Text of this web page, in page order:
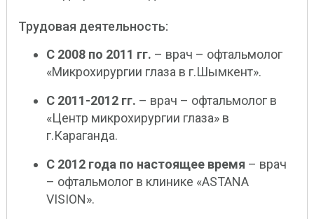
Трудовая деятельность:
С 2008 по 2011 гг. – врач – офтальмолог
«Микрохирургии глаза в г.Шымкент».
С 2011-2012 гг. – врач – офтальмолог в
«Центр микрохирургии глаза» в
г.Караганда.
С 2012 года по настоящее время – врач
– офтальмолог в клинике «ASTANA
VISION».